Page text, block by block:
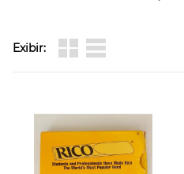
Exibir: